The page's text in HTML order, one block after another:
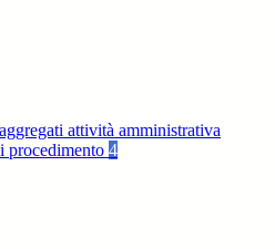
attività amministrativa
procedimento 4